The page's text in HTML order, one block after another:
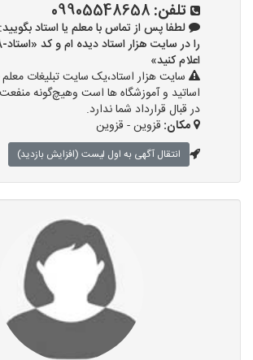
تلفن: 09905548658
لطفا پس از تماس با معلم یا استاد
اعلام کنید»
سایت هزار استاد،یک سایت تبلیغات
اساتید و آموزشگاه ها است وهیچ‌گونه
در قبال قرارداد شما ندارد.
مکان: قزوین - قزوین
انتقال آگهی به اول لیست (افزایش بازدید)